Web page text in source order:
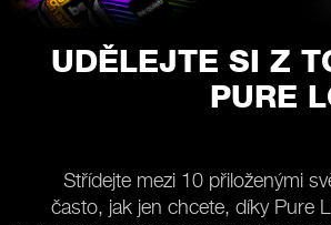
UDĚLEJTE SI Z
PURE
Střídejte mezi 10 přiloženými
často, jak jen chcete, díky Pure